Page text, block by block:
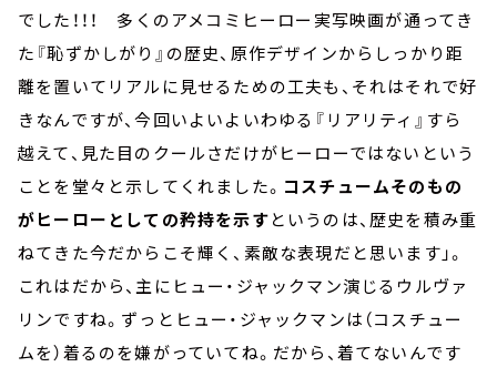
でした！！！ 多くのアメコミヒーロー実写映画が通ってき
た『恥ずかしがり』の歴史、原作デザインからしっかり距
離を置いてリアルに見せるための工夫も、それはそれで好
きなんですが、今回いよいよいわゆる『リアリティ』すら
越えて、見た目のクールさだけがヒーローではないという
ことを堂々と示してくれました。 コスチュームそのもの
がヒーローとしての矜持を示すというのは、歴史を積み重
ねてきた今だからこそ輝く、素敵な表現だと思います」。
これはだから、主にヒュー・ジャックマン演じるウルヴァ
リンですね。ずっとヒュー・ジャックマンは（コスチュー
ムを）着るのを嫌がっていてね。だから、着てないんです